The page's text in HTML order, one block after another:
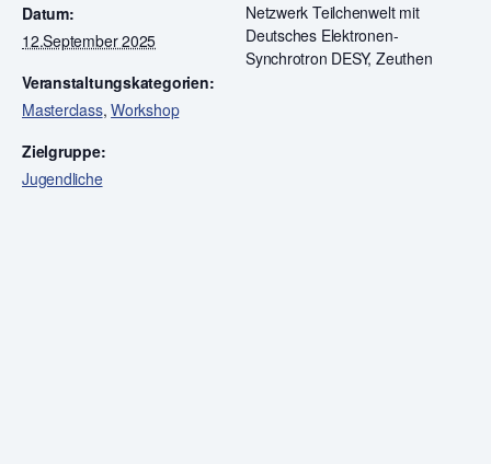
Datum:
12.September 2025
Veranstaltungskategorien:
Masterclass,Workshop
Zielgruppe:
Jugendliche
Netzwerk Teilchenwelt mit
Deutsches Elektronen-
Synchrotron DESY, Zeuthen